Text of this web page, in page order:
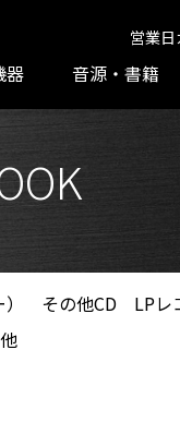
器 音源・書籍
営業
その他CD
LPレ